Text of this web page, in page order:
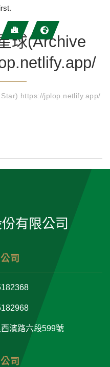
球(Archive
https://jplop.netlify.app/
有限公司
司
濱路六段599號
司